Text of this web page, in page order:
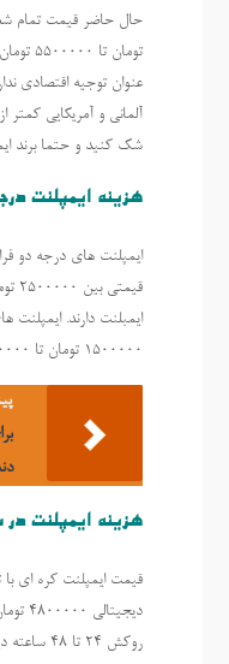
تومان
عنوان توجیه اقتصادی
آلمانی و آمریکایی
شک کنید و حتما برند
هزینه ایمپلنت
ایمپلنت های درجه دو
ایمبلنت دارند.
۱۵۰۰۰۰۰ تومان تا ۲۲۰۰۰۰۰ تومان دارند.
هزینه ایمپلنت در سال
روکش ٢٤ تا ٤٨ ساعته دیجیتالی ٤٩٠٠٠٠٠ تومان.